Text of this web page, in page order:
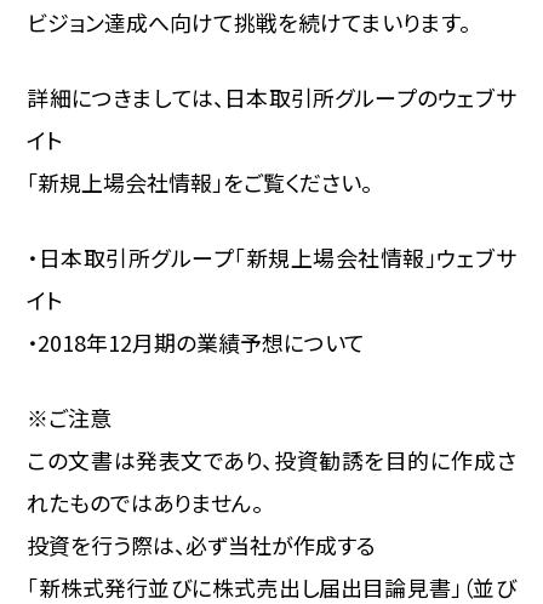
ビジョン達成へ向けて挑戦を続けてまいります。
詳細につきましては、日本取引所グループのウェブサ
イト
「新規上場会社情報」をご覧ください。
・日本取引所グループ「新規上場会社情報」ウェブサ
イト
・2018年12月期の業績予想について
※ご注意
この文書は発表文であり、投資勧誘を目的に作成さ
れたものではありません。
投資を行う際は、必ず当社が作成する
「新株式発行並びに株式売出し届出目論見書」（並び